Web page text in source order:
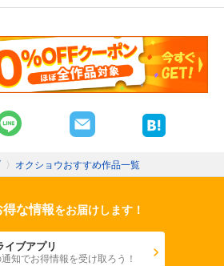
〉 オクショウおすすめ作品一覧
な情報をお届けします！
イブアプリ
知でお得情報を受け取ろう！